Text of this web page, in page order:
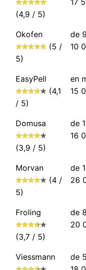
(4,9 / 5)
17
Okofen
(5 /
5)
de
10
EasyPell
(4,1
/ 5)
en
15
Domusa
(3,9 / 5)
de
16
Morvan
(4 /
5)
de
26
Froling
(3,7 / 5)
de
20
Viessmann
de